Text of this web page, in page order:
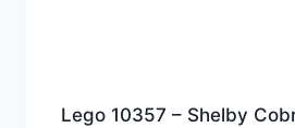
Lego 10357 – Shelby